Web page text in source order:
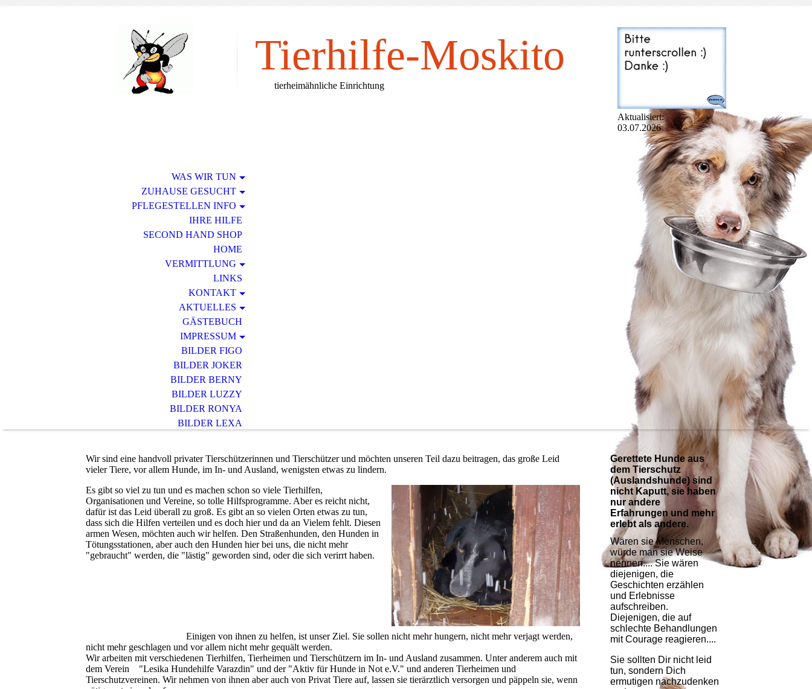
Tierhilfe-Moskito
tierheimähnliche Einrichtung
Aktualisiert:
03.07.2026
WAS WIR TUN
ZUHAUSE GESUCHT
PFLEGESTELLEN INFO
IHRE HILFE
SECOND HAND SHOP
HOME
VERMITTLUNG
LINKS
KONTAKT
AKTUELLES
GÄSTEBUCH
IMPRESSUM
BILDER FIGO
BILDER JOKER
BILDER BERNY
BILDER LUZZY
BILDER RONYA
BILDER LEXA
Wir sind eine handvoll privater Tierschützerinnen und Tierschützer und möchten unseren Teil dazu beitragen, das große Leid
vieler Tiere, vor allem Hunde, im In- und Ausland, wenigsten etwas zu lindern.
Es gibt so viel zu tun und es machen schon so viele Tierhilfen,
Organisationen und Vereine, so tolle Hilfsprogramme. Aber es reicht nicht,
dafür ist das Leid überall zu groß. Es gibt an so vielen Orten etwas zu tun,
dass sich die Hilfen verteilen und es doch hier und da an Vielem fehlt. Diesen
armen Wesen, möchten auch wir helfen. Den Straßenhunden, den Hunden in
Tötungsstationen, aber auch den Hunden hier bei uns, die nicht mehr
"gebraucht" werden, die "lästig" geworden sind, oder die sich verirrt haben.
Einigen von ihnen zu helfen, ist unser Ziel. Sie sollen nicht mehr hungern, nicht mehr verjagt werden,
nicht mehr geschlagen und vor allem nicht mehr gequält werden.
Wir arbeiten mit verschiedenen Tierhilfen, Tierheimen und Tierschützern im In- und Ausland zusammen. Unter anderem auch mit
dem Verein "Lesika Hundehilfe Varazdin" und der "Aktiv für Hunde in Not e.V." und anderen Tierheimen und
Tierschutzvereinen. Wir nehmen von ihnen aber auch von Privat Tiere auf, lassen sie tierärztlich versorgen und päppeln sie, wenn
Gerettete Hunde aus
dem Tierschutz
(Auslandshunde) sind
nicht Kaputt, sie haben
nur andere
Erfahrungen und mehr
erlebt als andere.
Wären sie Menschen,
würde man sie Weise
nennen.... Sie wären
diejenigen, die
Geschichten erzählen
und Erlebnisse
aufschreiben.
Diejenigen, die auf
schlechte Behandlungen
mit Courage reagieren....
Sie sollten Dir nicht leid
tun, sondern Dich
ermutigen nachzudenken